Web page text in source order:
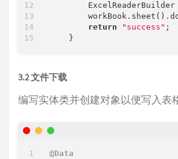
return
"success" ;
3.2 文件下载
编写实体类并创建对象以便写入表
@Data